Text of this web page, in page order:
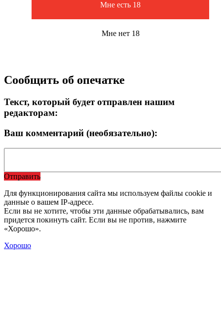
Мне есть 18
Мне нет 18
Сообщить об опечатке
Текст, который будет отправлен нашим
редакторам:
Ваш комментарий (необязательно):
Отправить
Для функционирования сайта мы используем файлы cookie и
данные о вашем IP-адресе.
Если вы не хотите, чтобы эти данные обрабатывались, вам
придется покинуть сайт. Если вы не против, нажмите
«Хорошо».
Хорошо